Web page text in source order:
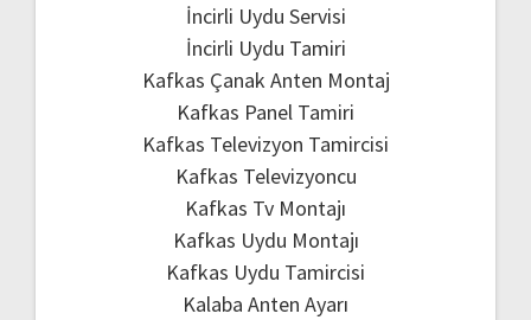
İncirli Uydu Servisi
İncirli Uydu Tamiri
Kafkas Çanak Anten Montaj
Kafkas Panel Tamiri
Kafkas Televizyon Tamircisi
Kafkas Televizyoncu
Kafkas Tv Montajı
Kafkas Uydu Montajı
Kafkas Uydu Tamircisi
Kalaba Anten Ayarı